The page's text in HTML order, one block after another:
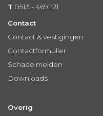
T 0513 - 469 121
Contact
Contact & vestigingen
Contactformulier
Schade melden
Downloads
Overig